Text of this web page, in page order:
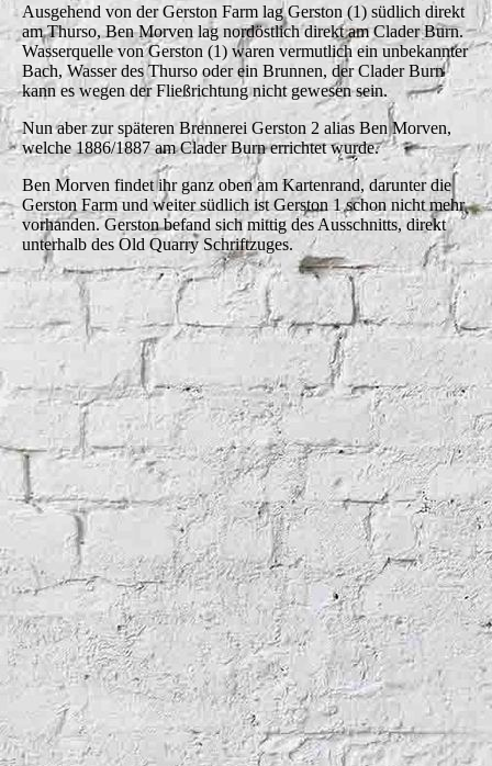
Ausgehend von der Gerston Farm lag Gerston (1) südlich direkt
am Thurso, Ben Morven lag nordöstlich direkt am Clader Burn.
Wasserquelle von Gerston (1) waren vermutlich ein unbekannter
Bach, Wasser des Thurso oder ein Brunnen, der Clader Burn
kann es wegen der Fließrichtung nicht gewesen sein.
Nun aber zur späteren Brennerei Gerston 2 alias Ben Morven,
welche 1886/1887 am Clader Burn errichtet wurde.
Ben Morven findet ihr ganz oben am Kartenrand, darunter die
Gerston Farm und weiter südlich ist Gerston 1 schon nicht mehr
vorhanden. Gerston befand sich mittig des Ausschnitts, direkt
unterhalb des Old Quarry Schriftzuges.